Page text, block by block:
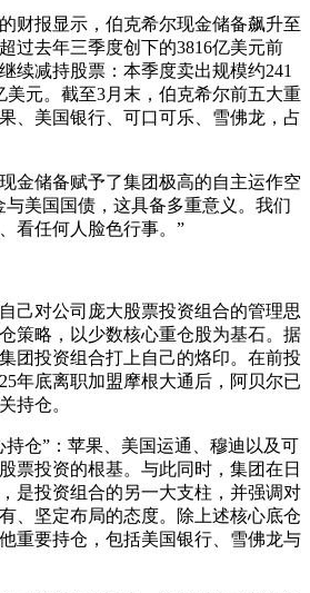
报显示，伯克希尔现金储备飙升至
过去年三季度创下的3816亿美元前
续减持股票：本季度卖出规模约241
美元。截至3月末，伯克希尔前五大重
、美国银行、可口可乐、雪佛龙，占
储备赋予了集团极高的自主运作空
与美国国债，这具备多重意义。我们
看任何人脸色行事。”
对公司庞大股票投资组合的管理思
策略，以少数核心重仓股为基石。据
团投资组合打上自己的烙印。在前投
年底离职加盟摩根大通后，阿贝尔已
持仓。
仓”：苹果、美国运通、穆迪以及可
票投资的根基。与此同时，集团在日
是投资组合的另一大支柱，并强调对
、坚定布局的态度。除上述核心底仓
重要持仓，包括美国银行、雪佛龙与